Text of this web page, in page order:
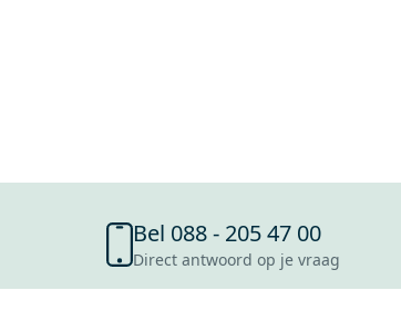
Bel 088 - 205 47 00
Direct antwoord op je vraag